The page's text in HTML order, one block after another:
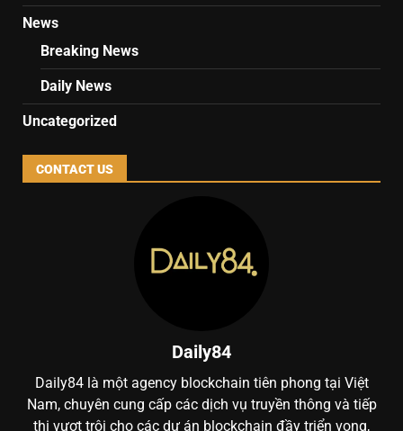
News
Breaking News
Daily News
Uncategorized
CONTACT US
Daily84
Daily84 là một agency blockchain tiên phong tại Việt
Nam, chuyên cung cấp các dịch vụ truyền thông và tiếp
thị vượt trội cho các dự án blockchain đầy triển vọng,